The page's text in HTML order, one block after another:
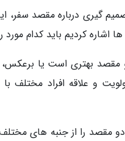
گیری درباره مقصد
کردیم باید کدام مورد
مقصد بهتری است یا
و علاقه افراد مختلف
مقصد را از جنبه های